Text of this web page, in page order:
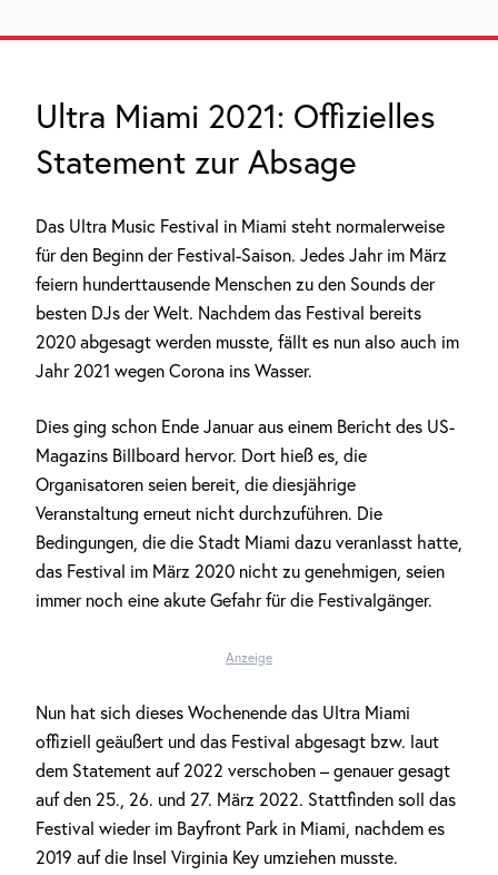
Ultra Miami 2021: Offizielles
Statement zur Absage
Das Ultra Music Festival in Miami steht normalerweise
für den Beginn der Festival-Saison. Jedes Jahr im März
feiern hunderttausende Menschen zu den Sounds der
besten DJs der Welt. Nachdem das Festival bereits
2020 abgesagt werden musste, fällt es nun also auch im
Jahr 2021 wegen Corona ins Wasser.
Dies ging schon Ende Januar aus einem Bericht des US-
Magazins Billboard hervor. Dort hieß es, die
Organisatoren seien bereit, die diesjährige
Veranstaltung erneut nicht durchzuführen. Die
Bedingungen, die die Stadt Miami dazu veranlasst hatte,
das Festival im März 2020 nicht zu genehmigen, seien
immer noch eine akute Gefahr für die Festivalgänger.
Anzeige
Nun hat sich dieses Wochenende das Ultra Miami
offiziell geäußert und das Festival abgesagt bzw. laut
dem Statement auf 2022 verschoben – genauer gesagt
auf den 25., 26. und 27. März 2022. Stattfinden soll das
Festival wieder im Bayfront Park in Miami, nachdem es
2019 auf die Insel Virginia Key umziehen musste.